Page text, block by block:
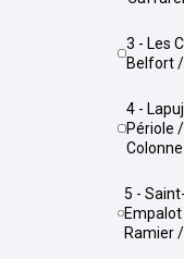
3 - Les Chalets / Bayard /
Belfort
4 - Lapujade / Bonnefoy /
Périole
Colonne
5 - Saint-Michel / Saint-Agne /
Empalot
Ramier